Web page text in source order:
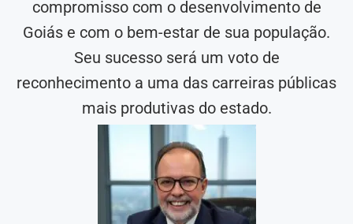
compromisso com o desenvolvimento de
Goiás e com o bem-estar de sua população.
Seu sucesso será um voto de
reconhecimento a uma das carreiras públicas
mais produtivas do estado.